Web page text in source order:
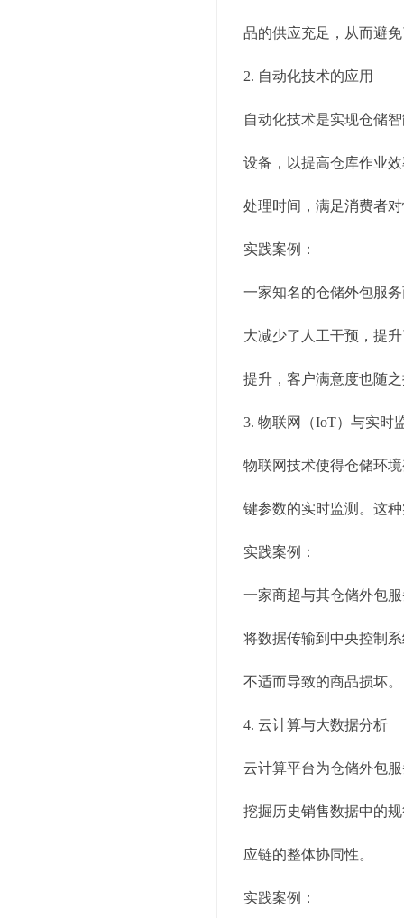
品的供应充足，从而避
2. 自动化技术的应用
自动化技术是实现仓储
设备，以提高仓库作业
处理时间，满足消费者
实践案例：
一家知名的仓储外包服
大减少了人工干预，提
提升，客户满意度也随
3. 物联网（IoT）与实时
物联网技术使得仓储环
键参数的实时监测。这
实践案例：
一家商超与其仓储外包
将数据传输到中央控制
不适而导致的商品损坏。
4. 云计算与大数据分析
云计算平台为仓储外包
挖掘历史销售数据中的
应链的整体协同性。
实践案例：